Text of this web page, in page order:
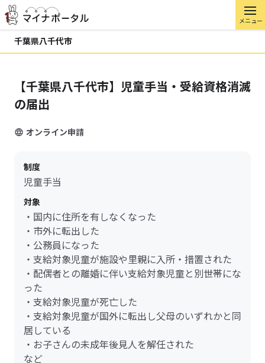
メニュー
千葉県八千代市
【千葉県八千代市】児童手当・受給資格消滅
の届出
オンライン申請
制度
児童手当
対象
・国内に住所を有しなくなった
・市外に転出した
・公務員になった
・支給対象児童が施設や里親に入所・措置された
・配偶者との離婚に伴い支給対象児童と別世帯にな
った
・支給対象児童が死亡した
・支給対象児童が国外に転出し父母のいずれかと同
居している
・お子さんの未成年後見人を解任された
など